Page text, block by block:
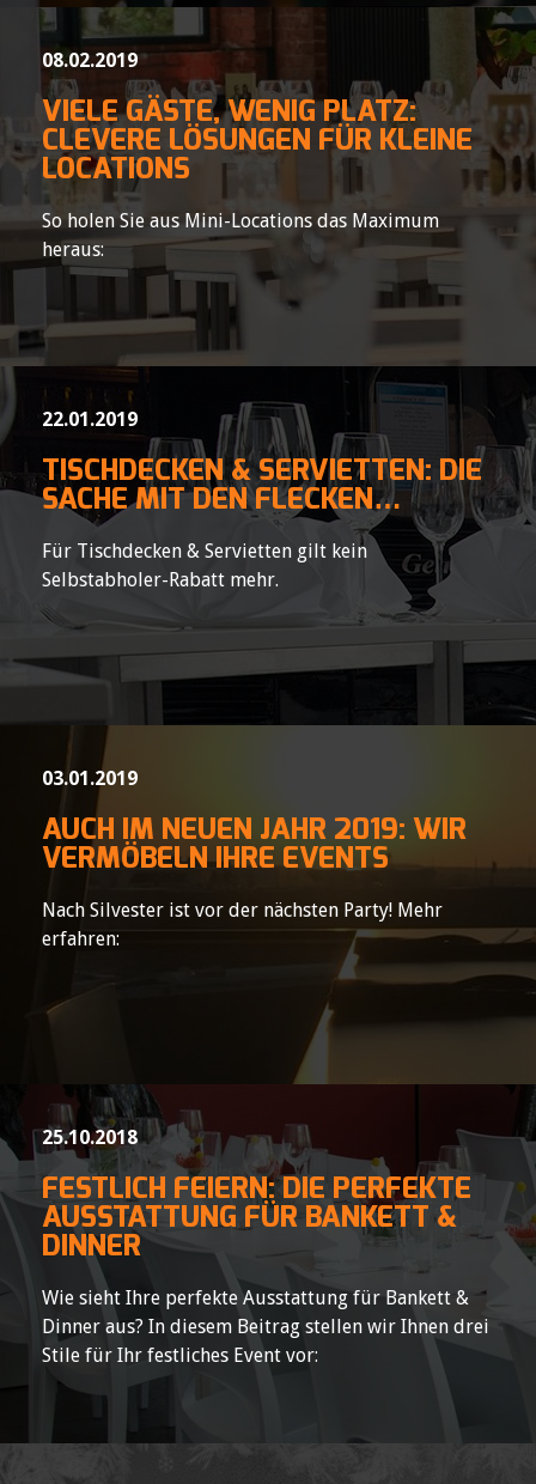
08.02.2019
VIELE GÄSTE, WENIG PLATZ:
CLEVERE LÖSUNGEN FÜR KLEINE
LOCATIONS
So holen Sie aus Mini-Locations das Maximum
heraus:
22.01.2019
TISCHDECKEN & SERVIETTEN: DIE
SACHE MIT DEN FLECKEN…
Für Tischdecken & Servietten gilt kein
Selbstabholer-Rabatt mehr.
03.01.2019
AUCH IM NEUEN JAHR 2019: WIR
VERMÖBELN IHRE EVENTS
Nach Silvester ist vor der nächsten Party! Mehr
erfahren:
25.10.2018
FESTLICH FEIERN: DIE PERFEKTE
AUSSTATTUNG FÜR BANKETT &
DINNER
Wie sieht Ihre perfekte Ausstattung für Bankett &
Dinner aus? In diesem Beitrag stellen wir Ihnen drei
Stile für Ihr festliches Event vor: